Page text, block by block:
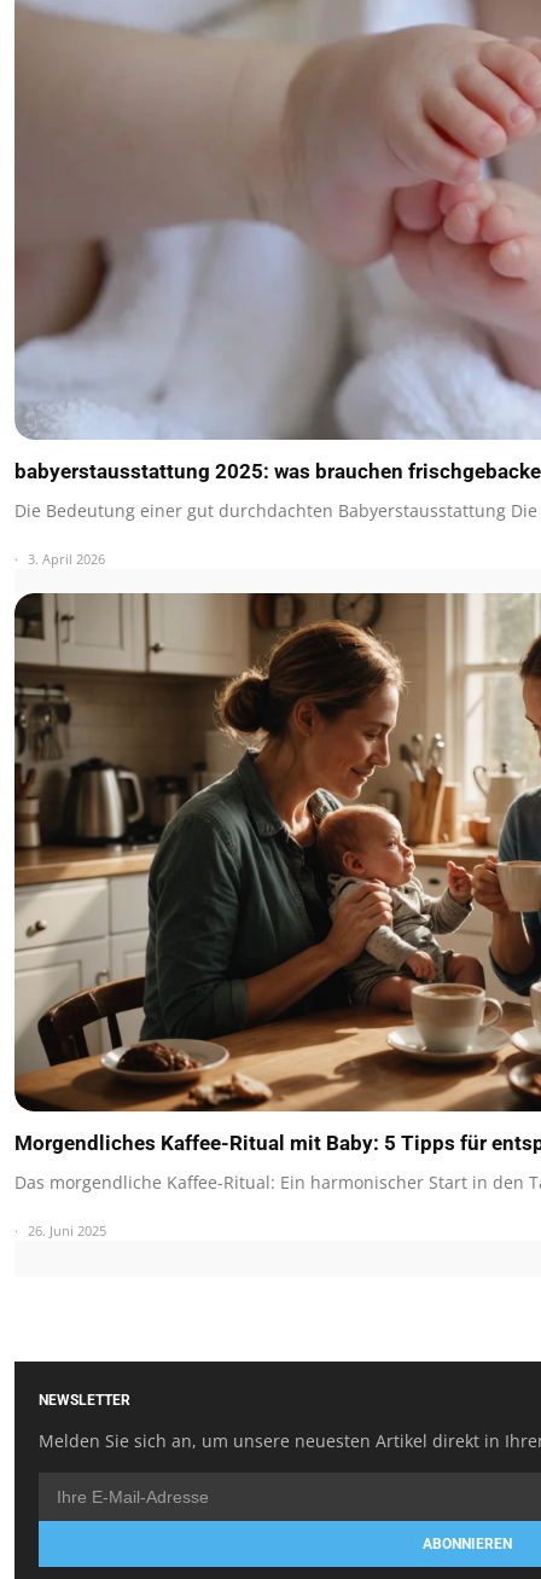
babyerstausstattung 2025: was brauchen
Die Bedeutung einer gut durchdachten Babyerstausstattung
3. April 2026
Morgendliches Kaffee-Ritual mit Baby: 5 Tipps für
Das morgendliche Kaffee-Ritual: Ein harmonischer Start in den
26. Juni 2025
NEWSLETTER
Melden Sie sich an, um unsere neuesten Artikel direkt in
ABONNIEREN